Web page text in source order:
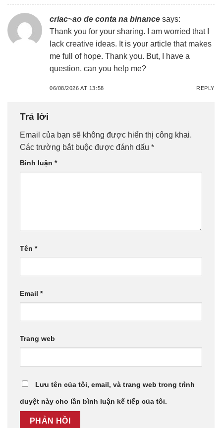
criac~ao de conta na binance says:
Thank you for your sharing. I am worried that I
lack creative ideas. It is your article that makes
me full of hope. Thank you. But, I have a
question, can you help me?
06/08/2026 AT 13:58 REPLY
Trả lời
Email của bạn sẽ không được hiển thị công khai.
Các trường bắt buộc được đánh dấu *
Bình luận *
Tên *
Email *
Trang web
Lưu tên của tôi, email, và trang web trong trình
duyệt này cho lần bình luận kế tiếp của tôi.